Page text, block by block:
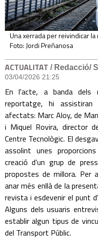
Una xerrada per reivindicar
Foto: Jordi Preñanosa
ACTUALITAT / Redacció/
03/04/2026 21:25
En l'acte, a banda dels
reportatge, hi assistiran
afectats: Marc Aloy, de
i Miquel Rovira, director
Centre Tecnològic. El
assolint unes
creació d'un grup de
propostes de millora. Per
anar més enllà de la
revista i esdevenir el punt
Alguns dels usuaris
establir algun tipus de
del Transport Públic.